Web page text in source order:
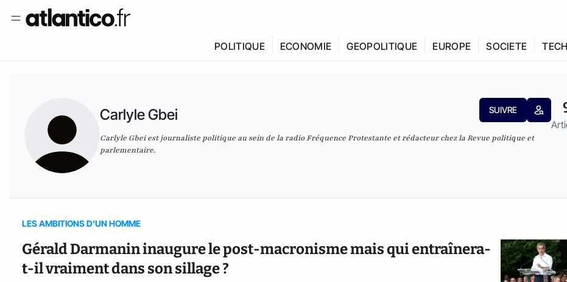
POLITIQUE ECONOMIE GEOPOLITIQUE EUROPE SOCIETE
Carlyle Gbei SUIVRE
Carlyle Gbei est journaliste politique au sein de la radio Fréquence Protestante et rédacteur chez la Revue politique et
parlementaire.
LES AMBITIONS D'UN HOMME
Gérald Darmanin inaugure le post-macronisme mais qui entraînera-
t-il vraiment dans son sillage ?